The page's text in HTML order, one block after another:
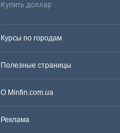
Купить доллар
Курсы по городам
Полезные страницы
О Minfin.com.ua
Реклама